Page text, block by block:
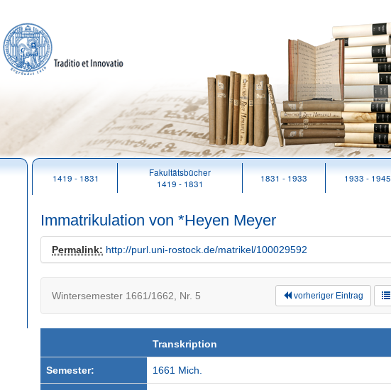
1419 - 1831
Fakultätsbücher
1419 - 1831
1831 - 1933 1933 - 1945
Immatrikulation von *Heyen Meyer
Permalink: http://purl.uni-rostock.de/matrikel/100029592
Wintersemester 1661/1662, Nr. 5 vorheriger Eintrag
Transkription
Semester: 1661 Mich.